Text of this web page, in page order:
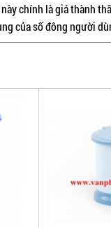
chính là giá thành
của số đông người